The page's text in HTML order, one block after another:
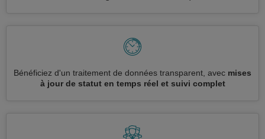
Bénéficiez d'un traitement de données transparent, avec mises
à jour de statut en temps réel et suivi complet